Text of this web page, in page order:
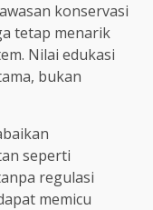
konservasi
tetap menarik
Nilai edukasi
bukan
seperti
regulasi
memicu